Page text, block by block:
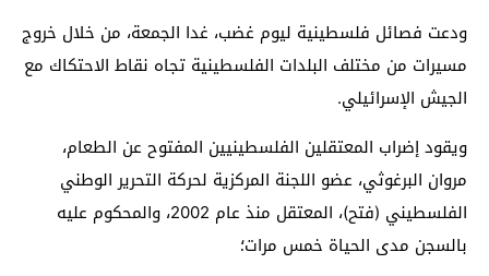
ودعت فصائل فلسطينية ليوم غضب، غدا الجمعة، من خلال خروج
مسيرات من مختلف البلدات الفلسطينية تجاه نقاط الاحتكاك مع
الجيش الإسرائيلي.
ويقود إضراب المعتقلين الفلسطينيين المفتوح عن الطعام،
مروان البرغوثي، عضو اللجنة المركزية لحركة التحرير الوطني
الفلسطيني (فتح)، المعتقل منذ عام 2002، والمحكوم عليه
بالسجن مدى الحياة خمس مرات؛